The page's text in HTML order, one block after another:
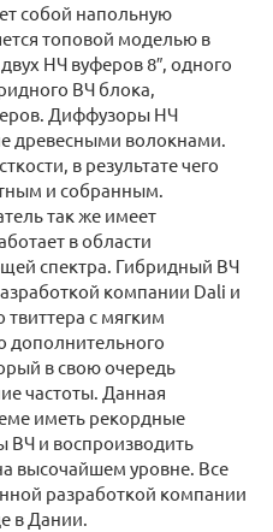
собой напольную
топовой моделью в
НЧ вуферов 8″, одного
ВЧ блока,
Диффузоры НЧ
древесными волокнами.
в результате чего
и собранным.
так же имеет
в области
спектра. Гибридный ВЧ
компании Dali и
твиттера с мягким
дополнительного
в свою очередь
частоты. Данная
иметь рекордные
ВЧ и воспроизводить
высочайшем уровне. Все
разработкой компании
в Дании.